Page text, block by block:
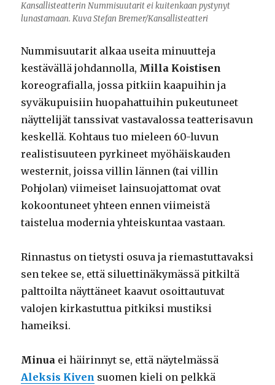
Kansallisteatterin Nummisuutarit ei kuitenkaan pystynyt
lunastamaan. Kuva Stefan Bremer/Kansallisteatteri
Nummisuutarit alkaa useita minuutteja
kestävällä johdannolla, Milla Koistisen
koreografialla, jossa pitkiin kaapuihin ja
syväkupuisiin huopahattuihin pukeutuneet
näyttelijät tanssivat vastavalossa teatterisavun
keskellä. Kohtaus tuo mieleen 60-luvun
realistisuuteen pyrkineet myöhäiskauden
westernit, joissa villin lännen (tai villin
Pohjolan) viimeiset lainsuojattomat ovat
kokoontuneet yhteen ennen viimeistä
taistelua modernia yhteiskuntaa vastaan.
Rinnastus on tietysti osuva ja riemastuttavaksi
sen tekee se, että siluettinäkymässä pitkiltä
palttoilta näyttäneet kaavut osoittautuvat
valojen kirkastuttua pitkiksi mustiksi
hameiksi.
Minua ei häirinnyt se, että näytelmässä
Aleksis Kiven suomen kieli on pelkkä